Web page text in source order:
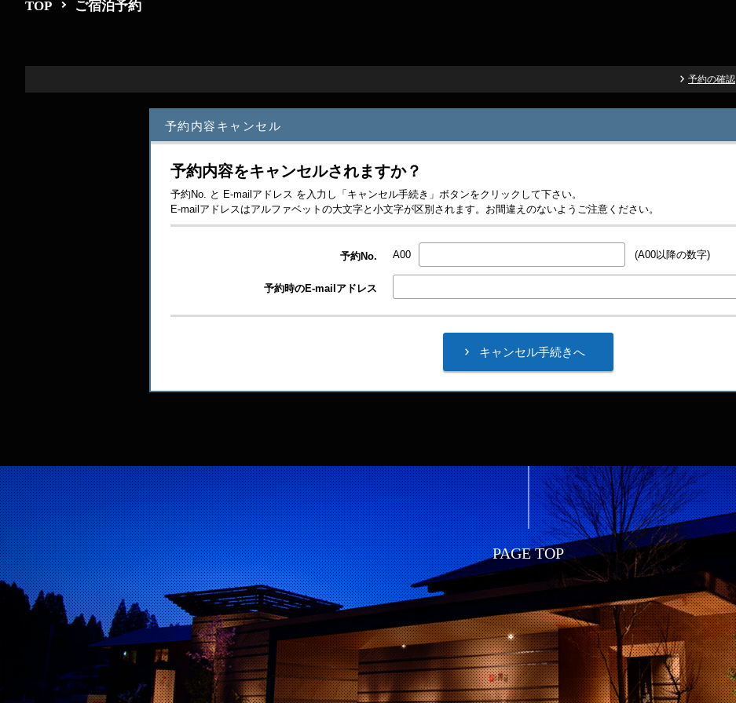
TOP ご宿泊予約
予約の確認
予約内容キャンセル
予約内容をキャンセルされますか？
予約No. と E-mailアドレス を入力し「キャンセル手続き」ボタンをクリックして下さい。
E-mailアドレスはアルファベットの大文字と小文字が区別されます。お間違えのないようご注意ください。
予約No. A00 (A00以降の数字)
予約時のE-mailアドレス
PAGE TOP